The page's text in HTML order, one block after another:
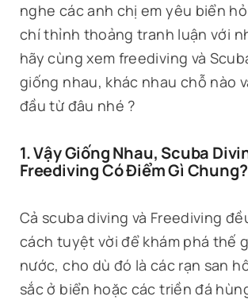
nghe các anh chị em yêu biển
chí thỉnh thoảng tranh luận với
hãy cùng xem freediving và
giống nhau, khác nhau chỗ nào
đầu từ đâu nhé ?
1. Vậy Giống Nhau, Scuba
Freediving Có Điểm Gì Chung?
Cả scuba diving và Freediving
cách tuyệt vời để khám phá thế
nước, cho dù đó là các rạn san
sắc ở biển hoặc các triền đá